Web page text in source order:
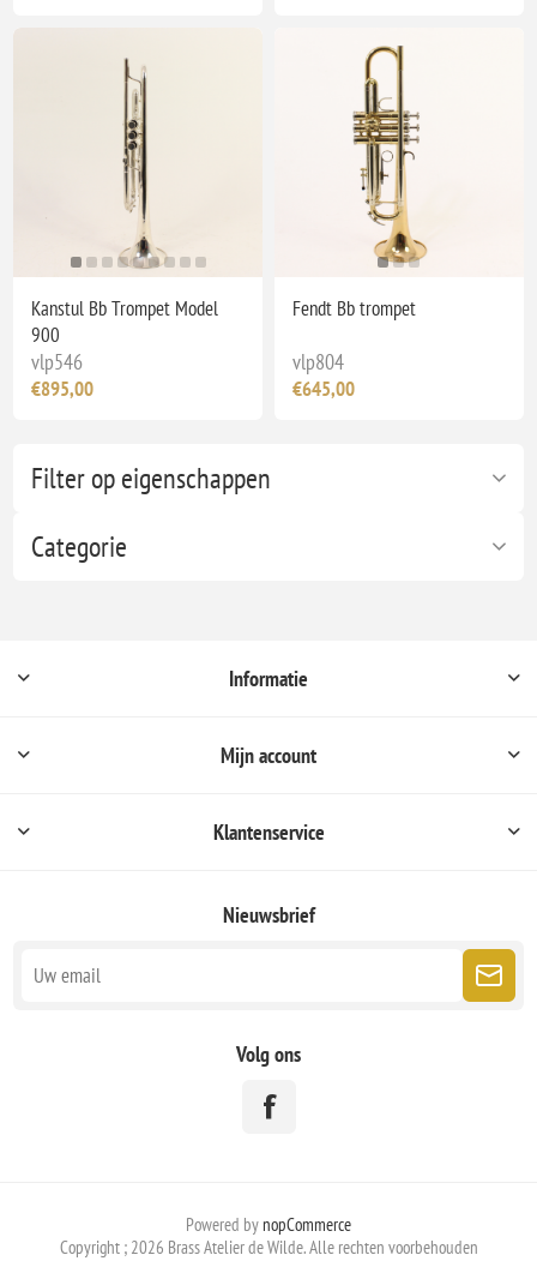
Filter op eigenschappen
Categorie
Kanstul Bb Trompet Model
900
vlp546
€895,00
Fendt Bb trompet
vlp804
€645,00
Informatie
Mijn account
Klantenservice
Nieuwsbrief
Volg ons
Powered by nopCommerce
Copyright ; 2026 Brass Atelier de Wilde. Alle rechten voorbehouden